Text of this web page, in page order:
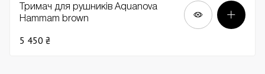
Тримач для рушників Aquanova
Hammam brown
5 450 ₴